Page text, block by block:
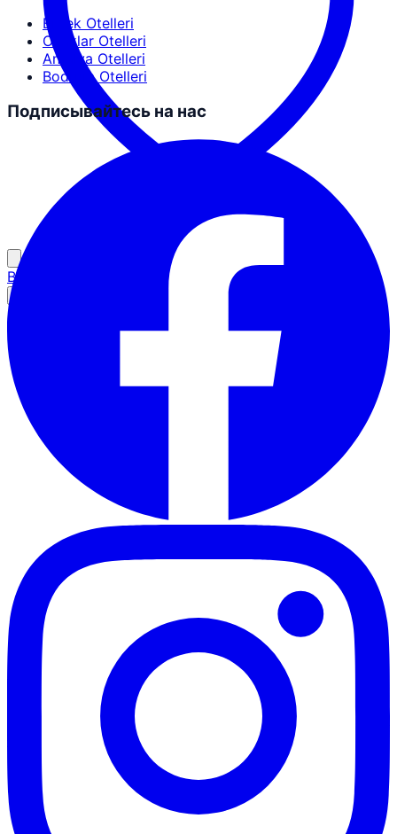
Вход для партнёров
Erdek Otelleri
Ocaklar Otelleri
Antalya Otelleri
Bodrum Otelleri
Подписывайтесь на нас